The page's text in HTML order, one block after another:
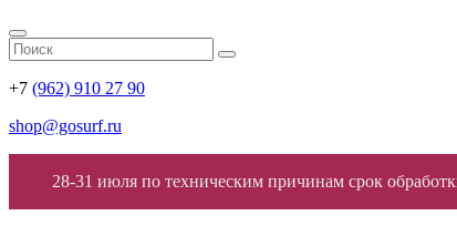
+7 (962) 910 27 90
shop@gosurf.ru
28-31 июля по техническим причинам срок